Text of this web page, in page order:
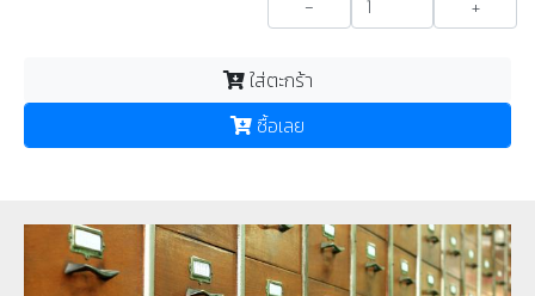
- +
ใส่ตะกร้า
ซื้อเลย